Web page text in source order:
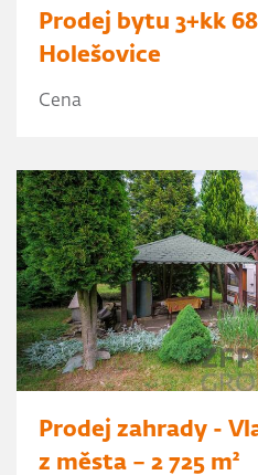
Prodej bytu 3+kk
Holešovice
Cena
Prodej zahrady -
z města – 2 725 m²